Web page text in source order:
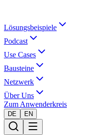
Lösungsbeispiele
Podcast
Use Cases
Bausteine
Netzwerk
Über Uns
Zum Anwenderkreis
DE EN